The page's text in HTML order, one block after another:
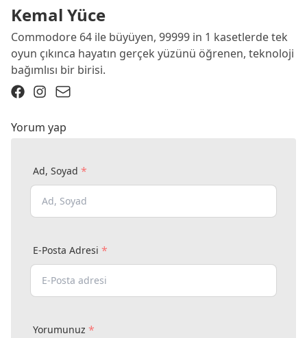
Kemal Yüce
Commodore 64 ile büyüyen, 99999 in 1 kasetlerde tek
oyun çıkınca hayatın gerçek yüzünü öğrenen, teknoloji
bağımlısı bir birisi.
Yorum yap
Ad, Soyad *
E-Posta Adresi *
Yorumunuz *